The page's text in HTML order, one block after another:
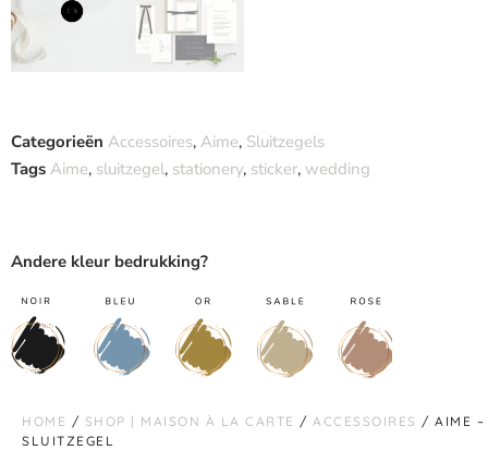
Categorieën Accessoires, Aime, Sluitzegels
Tags Aime, sluitzegel, stationery, sticker, wedding
Andere kleur bedrukking?
HOME / SHOP | MAISON À LA CARTE / ACCESSOIRES / AIME –
SLUITZEGEL